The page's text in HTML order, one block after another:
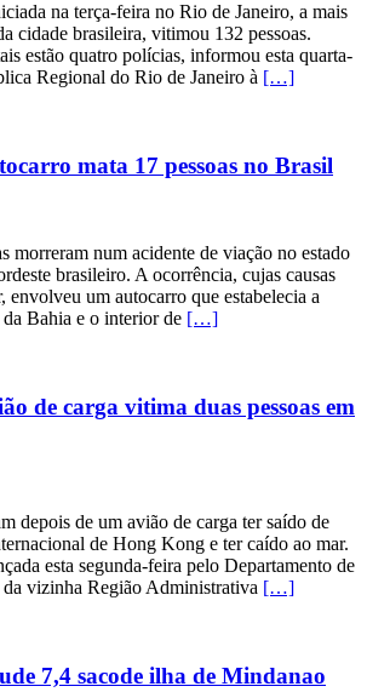
na terça-feira no Rio de Janeiro, a mais
cidade brasileira, vitimou 132 pessoas.
estão quatro polícias, informou esta quarta-
Regional do Rio de Janeiro à […]
mata 17 pessoas no Brasil
morreram num acidente de viação no estado
brasileiro. A ocorrência, cujas causas
envolveu um autocarro que estabelecia a
Bahia e o interior de […]
de carga vitima duas pessoas em
depois de um avião de carga ter saído de
de Hong Kong e ter caído ao mar.
esta segunda-feira pelo Departamento de
vizinha Região Administrativa […]
7,4 sacode ilha de Mindanao